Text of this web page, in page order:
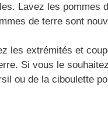
Lavez les pommes
de terre sont
les extrémités et
Si vous le
ou de la ciboulette